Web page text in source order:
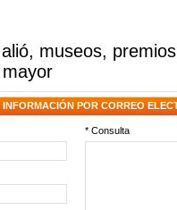
alió, museos,
POR CORREO
* Consulta